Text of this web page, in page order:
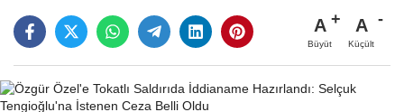
A
Büyüt
A
Küçült